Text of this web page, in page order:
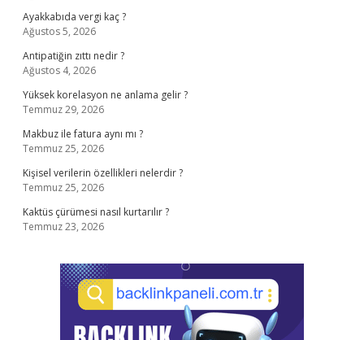
Ayakkabıda vergi kaç ?
Ağustos 5, 2026
Antipatiğin zıttı nedir ?
Ağustos 4, 2026
Yüksek korelasyon ne anlama gelir ?
Temmuz 29, 2026
Makbuz ile fatura aynı mı ?
Temmuz 25, 2026
Kişisel verilerin özellikleri nelerdir ?
Temmuz 25, 2026
Kaktüs çürümesi nasıl kurtarılır ?
Temmuz 23, 2026